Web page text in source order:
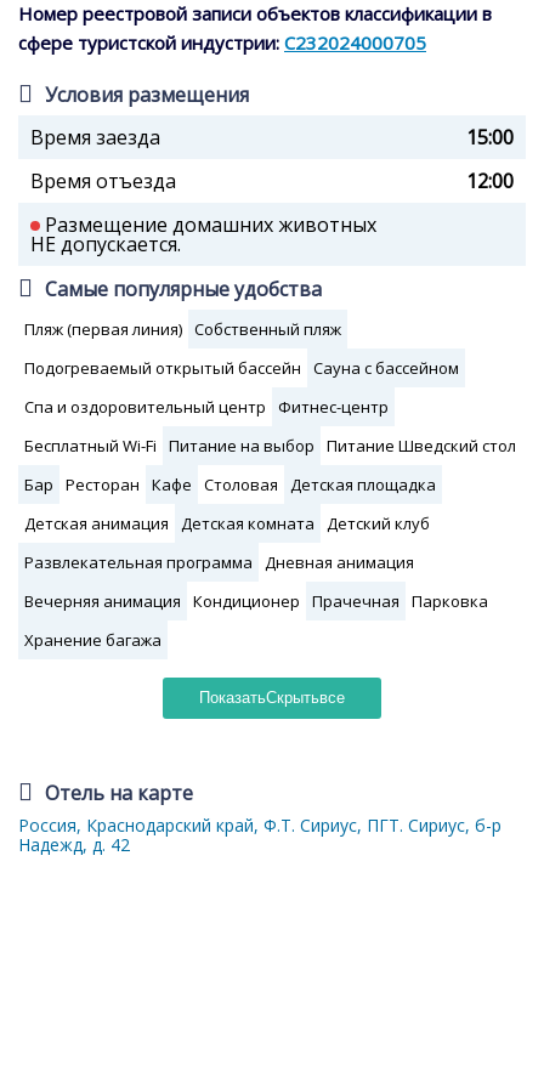
Номер реестровой записи объектов классификации в
сфере туристской индустрии: С232024000705
Условия размещения
Время заезда
15:00
Время отъезда
12:00
Размещение домашних животных
НЕ допускается.
Самые популярные удобства
Пляж (первая линия) Собственный пляж
Подогреваемый открытый бассейн
Сауна с бассейном
Спа и оздоровительный центр
Фитнес-центр
Бесплатный Wi-Fi
Питание на выбор
Питание Шведский стол
Бар
Ресторан Кафе Столовая
Детская площадка
Детская анимация
Детская комната
Детский клуб
Развлекательная программа
Дневная анимация
Вечерняя анимация
Кондиционер Прачечная
Парковка
Хранение багажа
ПоказатьСкрытьвсе
Отель на карте
Россия, Краснодарский край, Ф.Т. Сириус, ПГТ. Сириус, б-р
Надежд, д. 42